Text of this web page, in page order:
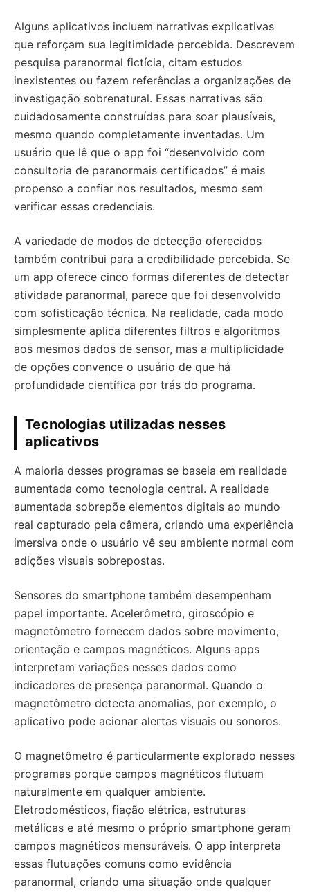
Alguns aplicativos incluem narrativas explicativas
que reforçam sua legitimidade percebida. Descrevem
pesquisa paranormal fictícia, citam estudos
inexistentes ou fazem referências a organizações de
investigação sobrenatural. Essas narrativas são
cuidadosamente construídas para soar plausíveis,
mesmo quando completamente inventadas. Um
usuário que lê que o app foi “desenvolvido com
consultoria de paranormais certificados” é mais
propenso a confiar nos resultados, mesmo sem
verificar essas credenciais.
A variedade de modos de detecção oferecidos
também contribui para a credibilidade percebida. Se
um app oferece cinco formas diferentes de detectar
atividade paranormal, parece que foi desenvolvido
com sofisticação técnica. Na realidade, cada modo
simplesmente aplica diferentes filtros e algoritmos
aos mesmos dados de sensor, mas a multiplicidade
de opções convence o usuário de que há
profundidade científica por trás do programa.
Tecnologias utilizadas nesses
aplicativos
A maioria desses programas se baseia em realidade
aumentada como tecnologia central. A realidade
aumentada sobrepõe elementos digitais ao mundo
real capturado pela câmera, criando uma experiência
imersiva onde o usuário vê seu ambiente normal com
adições visuais sobrepostas.
Sensores do smartphone também desempenham
papel importante. Acelerômetro, giroscópio e
magnetômetro fornecem dados sobre movimento,
orientação e campos magnéticos. Alguns apps
interpretam variações nesses dados como
indicadores de presença paranormal. Quando o
magnetômetro detecta anomalias, por exemplo, o
aplicativo pode acionar alertas visuais ou sonoros.
O magnetômetro é particularmente explorado nesses
programas porque campos magnéticos flutuam
naturalmente em qualquer ambiente.
Eletrodomésticos, fiação elétrica, estruturas
metálicas e até mesmo o próprio smartphone geram
campos magnéticos mensuráveis. O app interpreta
essas flutuações comuns como evidência
paranormal, criando uma situação onde qualquer